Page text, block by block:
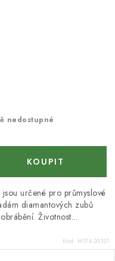
nedostupné
určené pro průmyslové
diamantových zubů
Životnost...
Kód: M174-20331